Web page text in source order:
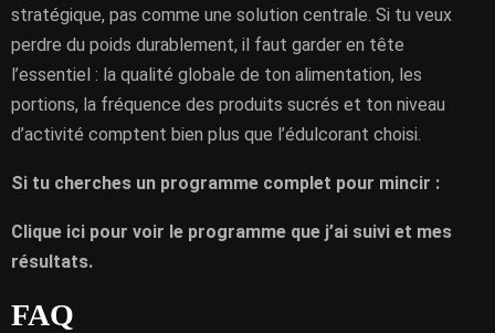
stratégique, pas comme une solution centrale. Si tu veux
perdre du poids durablement, il faut garder en tête
l’essentiel : la qualité globale de ton alimentation, les
portions, la fréquence des produits sucrés et ton niveau
d’activité comptent bien plus que l’édulcorant choisi.
Si tu cherches un programme complet pour mincir :
Clique ici pour voir le programme que j’ai suivi et mes
résultats.
FAQ